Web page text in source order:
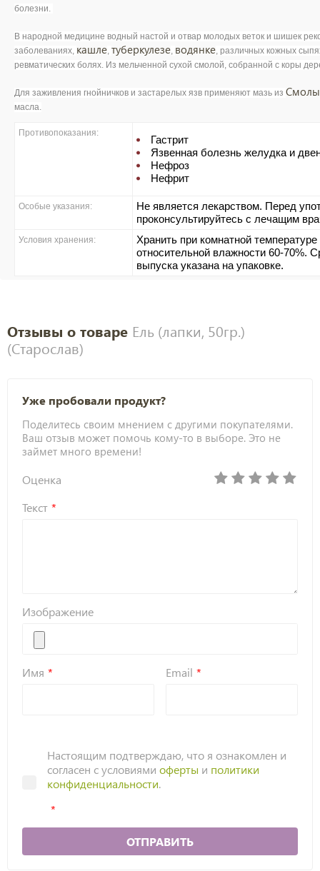
болезни.
В народной медицине водный настой и отвар молодых веток и шишек
заболеваниях, кашле туберкулезе водянке , различных кожных
ревматических болях. Из мельченной сухой смолой, собранной с коры
Для заживления гнойничков и застарелых язв применяют мазь из Смолы
масла.
Противопоказания:
Гастрит
Язвенная болезнь желудка и
Нефроз
Нефрит
Особые указания:
Не является лекарством. Перед
проконсультируйтесь с лечащим
Условия хранения:
Хранить при комнатной
относительной влажности 60-70%.
выпуска указана на упаковке.
Отзывы о товаре Ель (лапки, 50гр.)
(Старослав)
Уже пробовали продукт?
Поделитесь своим мнением с другими покупателями.
Ваш отзыв может помочь кому-то в выборе. Это не
займет много времени!
Оценка
Текст
Изображение
Имя Email
Настоящим подтверждаю, что я ознакомлен и
согласен с условиями оферты и политики
конфиденциальности.
ОТПРАВИТЬ